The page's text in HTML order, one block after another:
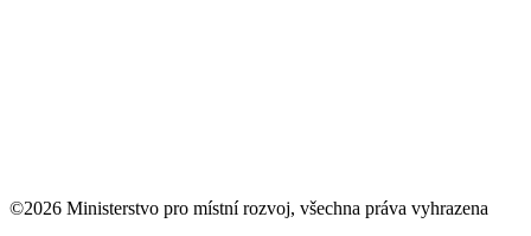
©2026 Ministerstvo pro místní rozvoj, všechna práva vyhrazena